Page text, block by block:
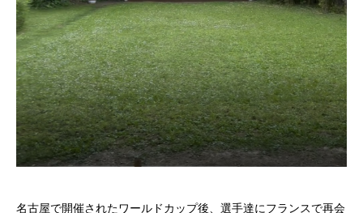
名古屋で開催されたワールドカップ後、選手達にフランスで再会